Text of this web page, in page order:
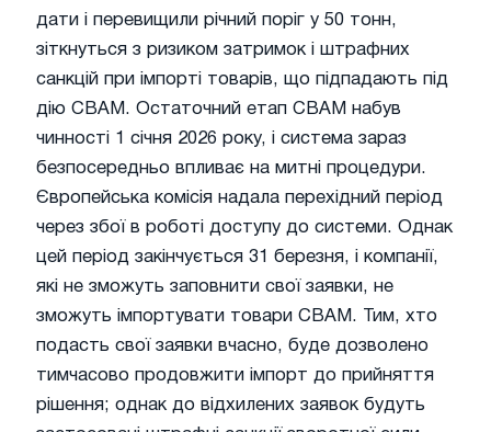
дати і перевищили річний поріг у 50 тонн,
зіткнуться з ризиком затримок і штрафних
санкцій при імпорті товарів, що підпадають під
дію CBAM. Остаточний етап CBAM набув
чинності 1 січня 2026 року, і система зараз
безпосередньо впливає на митні процедури.
Європейська комісія надала перехідний період
через збої в роботі доступу до системи. Однак
цей період закінчується 31 березня, і компанії,
які не зможуть заповнити свої заявки, не
зможуть імпортувати товари CBAM. Тим, хто
подасть свої заявки вчасно, буде дозволено
тимчасово продовжити імпорт до прийняття
рішення; однак до відхилених заявок будуть